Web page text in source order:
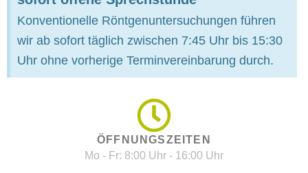
Konventionelle Röntgenuntersuchungen führen
wir ab sofort täglich zwischen 7:45 Uhr bis 15:30
Uhr ohne vorherige Terminvereinbarung durch.
ÖFFNUNGSZEITEN
Mo - Fr: 8:00 Uhr - 16:00 Uhr